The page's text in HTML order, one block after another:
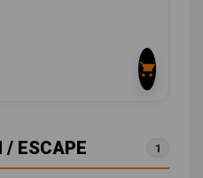
/ ESCAPE 1